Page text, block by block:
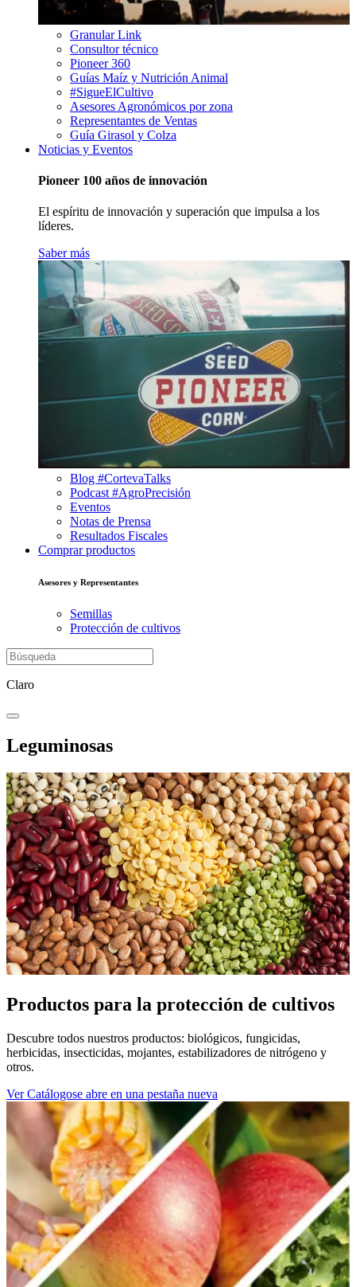
Granular Link
Consultor técnico
Pioneer 360
Guías Maíz y Nutrición Animal
#SigueElCultivo
Asesores Agronómicos por zona
Representantes de Ventas
Guía Girasol y Colza
Noticias y Eventos
Pioneer 100 años de innovación
El espíritu de innovación y superación que impulsa a los
líderes.
Saber más
Blog #CortevaTalks
Podcast #AgroPrecisión
Eventos
Notas de Prensa
Resultados Fiscales
Comprar productos
Asesores y Representantes
Semillas
Protección de cultivos
Claro
Leguminosas
Productos para la protección de cultivos
Descubre todos nuestros productos: biológicos, fungicidas,
herbicidas, insecticidas, mojantes, estabilizadores de nitrógeno y
otros.
Ver Catálogose abre en una pestaña nueva